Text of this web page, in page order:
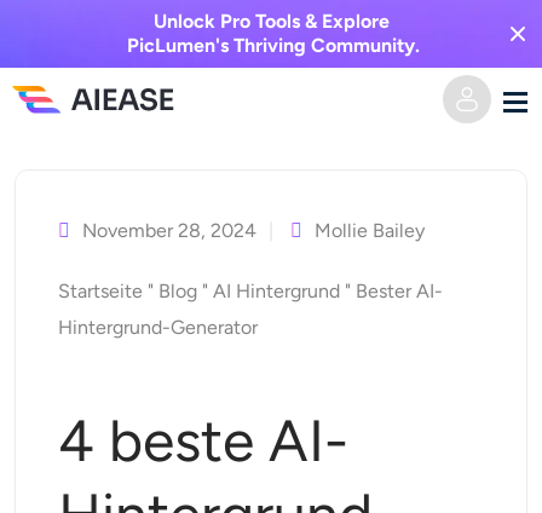
Unlock Pro Tools & Explore
PicLumen's Thriving Community.
KI-Video
Text zu Video
Videoeffekte
KI-Kuss-Generator
Videoeffekte
Bild zu Bild
Text zu Bild
KI-Werkzeuge
Foto-Editor & -Creator
springen
November 28, 2024 Mollie Bailey
Startseite " Blog "AI Hintergrund " Bester AI-
Hintergrund-Generator
4 beste AI-